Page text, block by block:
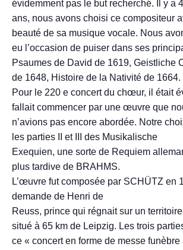
évidemment pas le but recherché. Il y a
ans, nous avons choisi ce compositeur
beauté de sa musique vocale. Nous
eu l’occasion de puiser dans ses
Psaumes de David de 1619, Geistliche
de 1648, Histoire de la Nativité de 1664.
Pour le 220 e concert du chœur, il était
fallait commencer par une œuvre que
n’avions pas encore abordée. Notre
les parties II et III des Musikalische
Exequien, une sorte de Requiem
plus tardive de BRAHMS.
L’œuvre fut composée par SCHÜTZ en
demande de Henri de
Reuss, prince qui régnait sur un
situé à 65 km de Leipzig. Les trois
ce « concert en forme de messe